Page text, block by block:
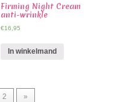
Firming Night Cream
anti-wrinkle
€16,95
In winkelmand
2 »